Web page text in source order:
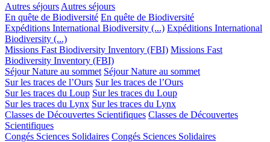
Autres séjours Autres séjours
En quête de Biodiversité En quête de Biodiversité
Expéditions International Biodiversity (...) Expéditions International
Biodiversity (...)
Missions Fast Biodiversity Inventory (FBI) Missions Fast
Biodiversity Inventory (FBI)
Séjour Nature au sommet Séjour Nature au sommet
Sur les traces de l’Ours Sur les traces de l’Ours
Sur les traces du Loup Sur les traces du Loup
Sur les traces du Lynx Sur les traces du Lynx
Classes de Découvertes Scientifiques Classes de Découvertes
Scientifiques
Congés Sciences Solidaires Congés Sciences Solidaires